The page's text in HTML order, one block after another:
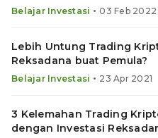
OJK
Belajar Investasi • 03 Feb 2022
Lebih Untung Trading
Reksadana buat Pemula?
Belajar Investasi • 23 Apr 2021
3 Kelemahan Trading
dengan Investasi